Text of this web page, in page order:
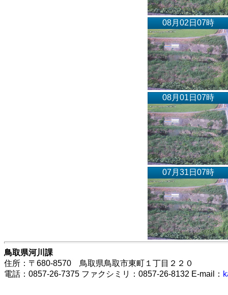
08月02日07時
08月01日07時
07月31日07時
鳥取県河川課
住所：〒680-8570 鳥取県鳥取市東町１丁目２２０
電話：0857-26-7375 ファクシミリ：0857-26-8132 E-mail：